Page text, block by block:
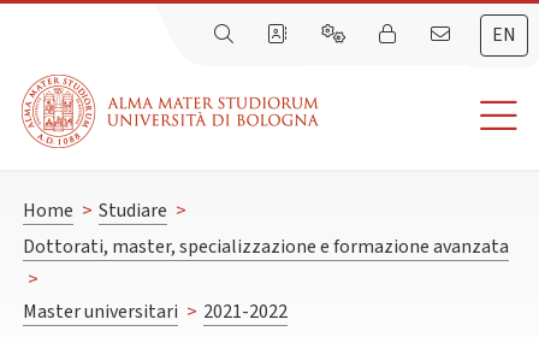
EN
Home > Studiare >
Dottorati, master, specializzazione e formazione avanzata
>
Master universitari > 2021-2022